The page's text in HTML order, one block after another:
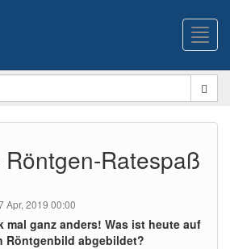
Ratespaß
Apr, 2019 00:00
mal ganz anders! Was ist heute auf
Röntgenbild abgebildet?